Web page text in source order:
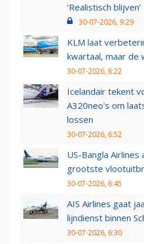
‘Realistisch blijven’
30-07-2026, 9:29
KLM laat
kwartaal, maar de
30-07-2026, 8:22
Icelandair tekent
A320neo's om
lossen
30-07-2026, 6:52
US-Bangla
grootste
30-07-2026, 6:45
AIS Airlines gaat
lijndienst binnen
30-07-2026, 6:30